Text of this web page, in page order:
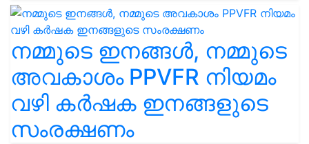
നമ്മുടെ ഇനങ്ങൾ, നമ്മുടെ
അവകാശം PPVFR നിയമം
വഴി കർഷക ഇനങ്ങളുടെ
സംരക്ഷണം